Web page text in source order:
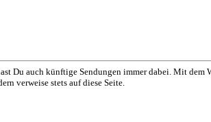
Du auch künftige Sendungen immer dabei. Mit dem
verweise stets auf diese Seite.